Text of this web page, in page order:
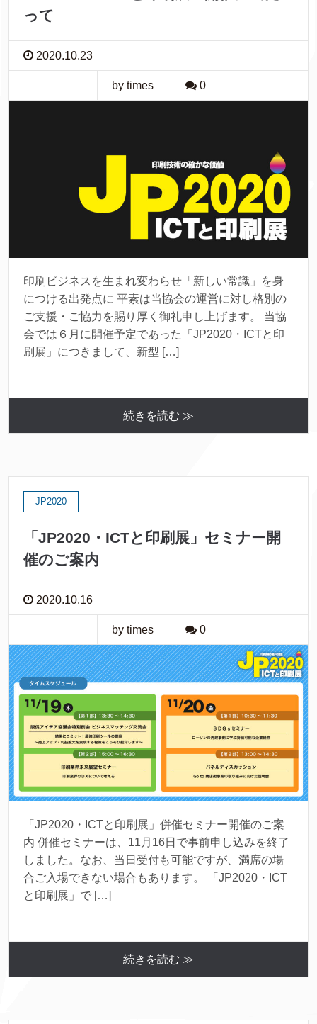
って
2020.10.23
by times 0
印刷ビジネスを生まれ変わらせ「新しい常識」を身
につける出発点に 平素は当協会の運営に対し格別の
ご支援・ご協力を賜り厚く御礼申し上げます。 当協
会では６月に開催予定であった「JP2020・ICTと印
刷展」につきまして、新型 […]
続きを読む ≫
JP2020
「JP2020・ICTと印刷展」セミナー開
催のご案内
2020.10.16
by times 0
「JP2020・ICTと印刷展」併催セミナー開催のご案
内 併催セミナーは、11月16日で事前申し込みを終了
しました。なお、当日受付も可能ですが、満席の場
合ご入場できない場合もあります。 「JP2020・ICT
と印刷展」で […]
続きを読む ≫